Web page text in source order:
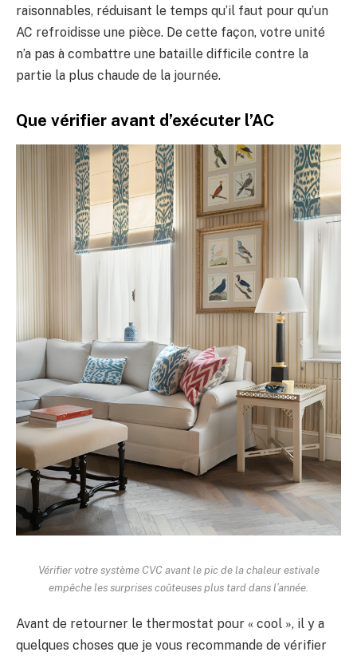
raisonnables, réduisant le temps qu’il faut pour qu’un
AC refroidisse une pièce. De cette façon, votre unité
n’a pas à combattre une bataille difficile contre la
partie la plus chaude de la journée.
Que vérifier avant d’exécuter l’AC
Vérifier votre système CVC avant le pic de la chaleur estivale
empêche les surprises coûteuses plus tard dans l’année.
Avant de retourner le thermostat pour « cool », il y a
quelques choses que je vous recommande de vérifier